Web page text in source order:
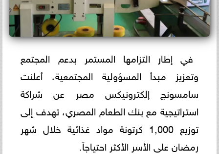
في إطار التزامها المستمر بدعم المجتمع
وتعزيز مبدأ المسؤولية المجتمعية، أعلنت
سامسونج إلكترونيكس مصر عن شراكة
استراتيجية مع بنك الطعام المصري، تهدف إلى
توزيع 1,000 كرتونة مواد غذائية خلال شهر
رمضان على الأسر الأكثر احتياجاً.